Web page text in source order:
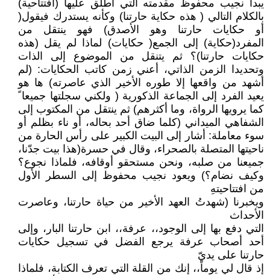
يبدأ نجيب محفوظ مقدمته التي اطلق عليها (افتتاحية)
بالكلام التالي ( هذه حكاية حارتنا) وكأنه يستدرك فيقول(
أو حكايات حارتنا وهو الأصدق) فهو ينتقل من
المفرد(حكاية) إلى الجمع( حكايات) لماذا لم يقل (هذه
حكايات حارتنا)؟ ثم يتنقل من الموضوع إلى الذات
وتحديدا الزمن الذاتي، أعني زمن كاتب الحكايات: (لم
أشهد من واقعها إلا طوره الأخير الذي عاصرته) ها هو
يعيد الفرد إلى الجماعة الذكورية ( ولكني سجلتها جميعا ً
كما يرويها الرواة، وما أكثرهم) ثم ينتقل من المكتوب إلى
الشفاهي الميداني (كلما ضاق أحد بحاله، أو ناء بظلم أو
سوء معاملة: أشار إلى البيت الكبير على رأس الحارة من
ناحيتها المتصلة بالصحراء، وقال في حسرة(هذا بيت جدّنا،
جميعنا من صلبه، ونحن مستحقو أوقافه، فلماذا نجوع؟
وكيف نضام؟) ويعود نجيب محفوظ إلى السطر الأول
من افتتاحيتهِ
ويخبرنا (شهدتُ العهد الأخير من حياة حارتنا، وعاصرت
الأحداث
التي دفع بها إلى الوجود،، عرفة،، ابن حارتنا البار، وإلى
أحد أصحاب عرفة يرجع الفضل في تسجيل حكايات
حارتنا على يديّ
إذ قال لي يوماً،، إنك من القلة التي تعرف الكتابة، فلماذا